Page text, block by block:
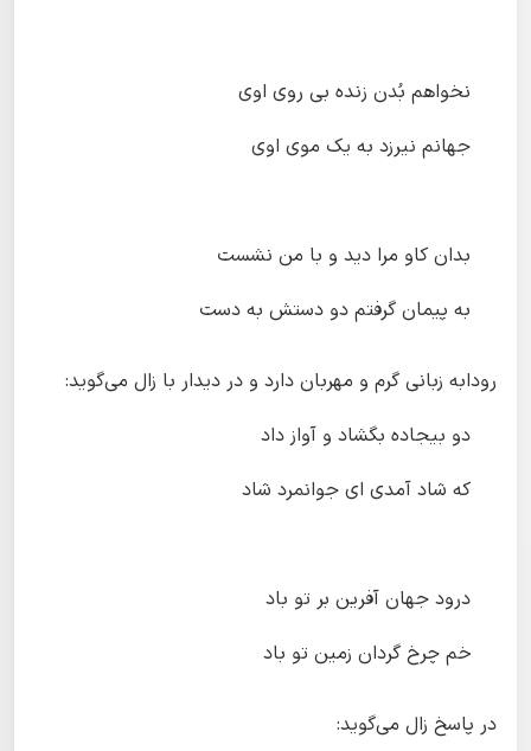
نخواهم بُدن زنده بی روی اوی
جهانم نیرزد به یک موی اوی
بدان کاو مرا دید و با من نشست
به پیمان گرفتم دو دستش به دست
رودابه زبانی گرم و مهربان دارد و در دیدار با زال می‌گوید:
دو بیجاده بگشاد و آواز داد
که شاد آمدی ای جوانمرد شاد
درود جهان آفرین بر تو باد
خم چرخ گردان زمین تو باد
در پاسخ زال می‌گوید: